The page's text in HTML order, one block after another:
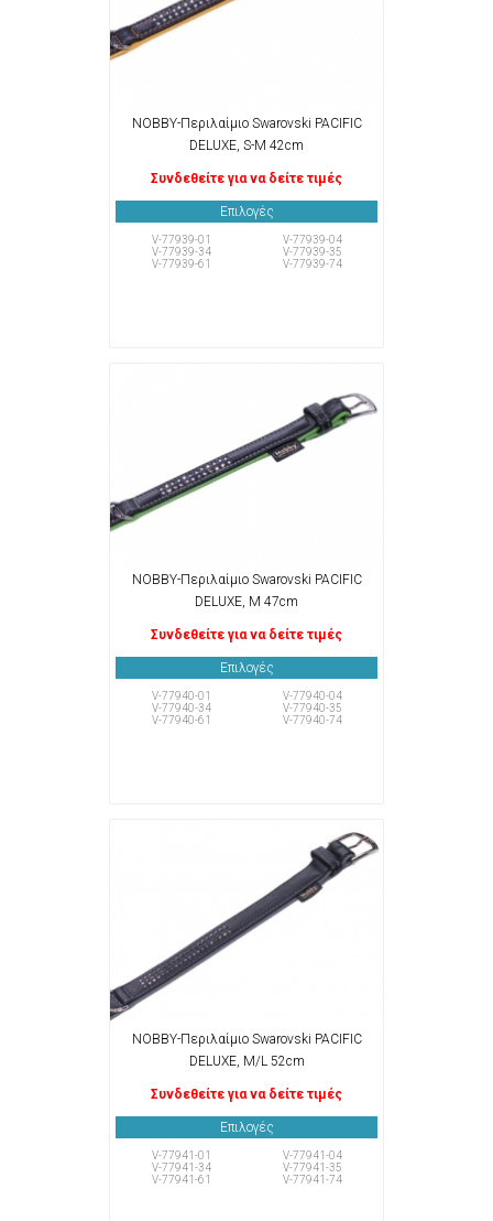
NOBBY-Περιλαίμιο Swarovski PACIFIC
DELUXE, S-M 42cm
Συνδεθείτε για να δείτε τιμές
Επιλογές
V-77939-01
V-77939-04
V-77939-34
V-77939-35
V-77939-61
V-77939-74
NOBBY-Περιλαίμιο Swarovski PACIFIC
DELUXE, M 47cm
Συνδεθείτε για να δείτε τιμές
Επιλογές
V-77940-01
V-77940-04
V-77940-34
V-77940-35
V-77940-61
V-77940-74
NOBBY-Περιλαίμιο Swarovski PACIFIC
DELUXE, M/L 52cm
Συνδεθείτε για να δείτε τιμές
Επιλογές
V-77941-01
V-77941-04
V-77941-34
V-77941-35
V-77941-61
V-77941-74